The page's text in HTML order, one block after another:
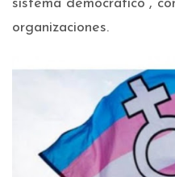
sistema democrático”,
organizaciones.